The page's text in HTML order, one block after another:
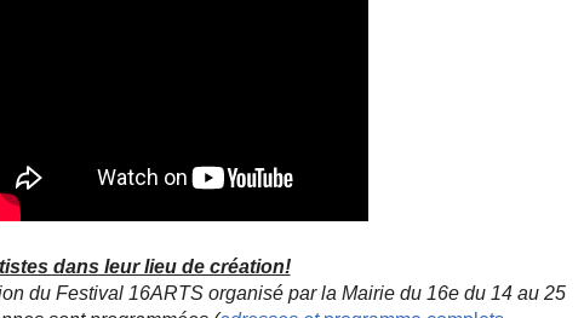
dans leur lieu de création!
du Festival 16ARTS organisé par la Mairie du 16e du 14 au 25